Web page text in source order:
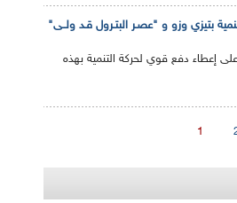
بتيزي وزو و "عصـر البتـرول قـد ولــى"
إعطاء دفع قوي لحركة التنمية بهذه
1